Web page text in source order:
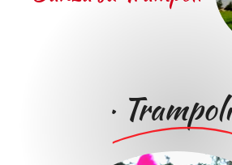
· Trampoli